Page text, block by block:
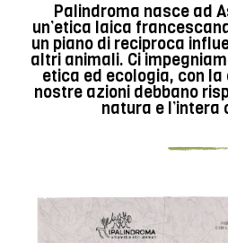
Palindroma nasce ad
un’etica laica
un piano di reciproca
altri animali. Ci
etica ed ecologia, con la
nostre azioni debbano
natura e l’intera